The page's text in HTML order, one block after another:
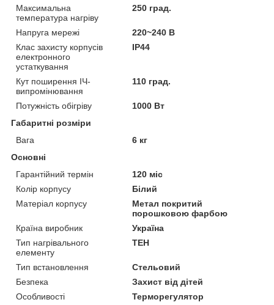
Максимальна
температура нагріву
250 град.
Напруга мережі
220~240 В
Клас захисту корпусів
електронного
устаткування
IP44
Кут поширення ІЧ-
випромінювання
110 град.
Потужність обігріву
1000 Вт
Габаритні розміри
Вага
6 кг
Основні
Гарантійний термін
120 міс
Колір корпусу
Білий
Матеріал корпусу
Метал покритий
порошковою фарбою
Країна виробник
Україна
Тип нагрівального
елементу
ТЕН
Тип встановлення
Стельовий
Безпека
Захист від дітей
Особливості
Терморегулятор